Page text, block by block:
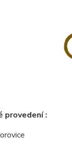
provedení :